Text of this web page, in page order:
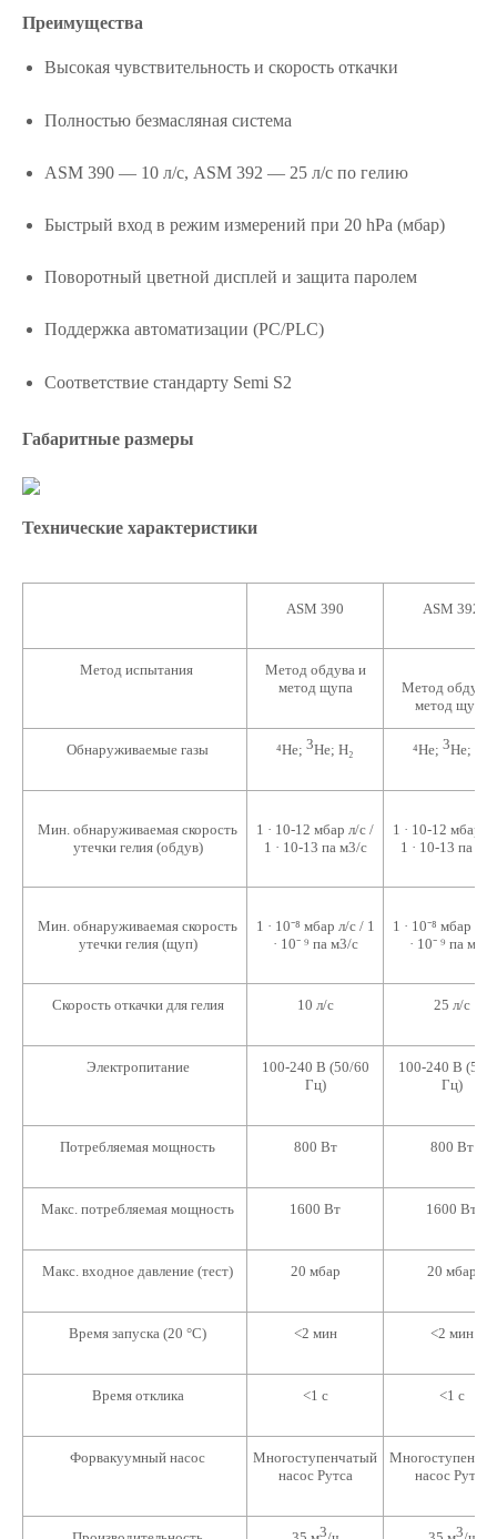
Преимущества
Высокая чувствительность и скорость откачки
Полностью безмасляная система
ASM 390 — 10 л/с, ASM 392 — 25 л/с по гелию
Быстрый вход в режим измерений при 20 hPa (мбар)
Поворотный цветной дисплей и защита паролем
Поддержка автоматизации (PC/PLC)
Соответствие стандарту Semi S2
Габаритные размеры
Технические характеристики
ASM 390 ASM 392
Метод испытания
Метод обдува и
метод щупа
Метод обдува
метод щупа
Обнаруживаемые газы ⁴He; 3Не; H₂ ⁴He; 3Не; H₂
Мин. обнаруживаемая скорость
утечки гелия (обдув)
1 · 10-12 мбар л/с /
1 · 10-13 па м3/с
1 · 10-12 мбар
1 · 10-13 па
Мин. обнаруживаемая скорость
утечки гелия (щуп)
1 · 10⁻⁸ мбар л/с / 1
· 10⁻ ⁹ па м3/с
1 · 10⁻⁸ мбар л/с
· 10⁻ ⁹ па м3/с
Скорость откачки для гелия 10 л/с 25 л/с
Электропитание
100-240 В (50/60
Гц)
100-240 В (50/
Гц)
Потребляемая мощность 800 Вт 800 Вт
Макс. потребляемая мощность 1600 Вт 1600 Вт
Макс. входное давление (тест) 20 мбар 20 мбар
Время запуска (20 °С) <2 мин <2 мин
Время отклика <1 с <1 с
Форвакуумный насос
Многоступенчатый
насос Рутса
насос Рутса
3 3